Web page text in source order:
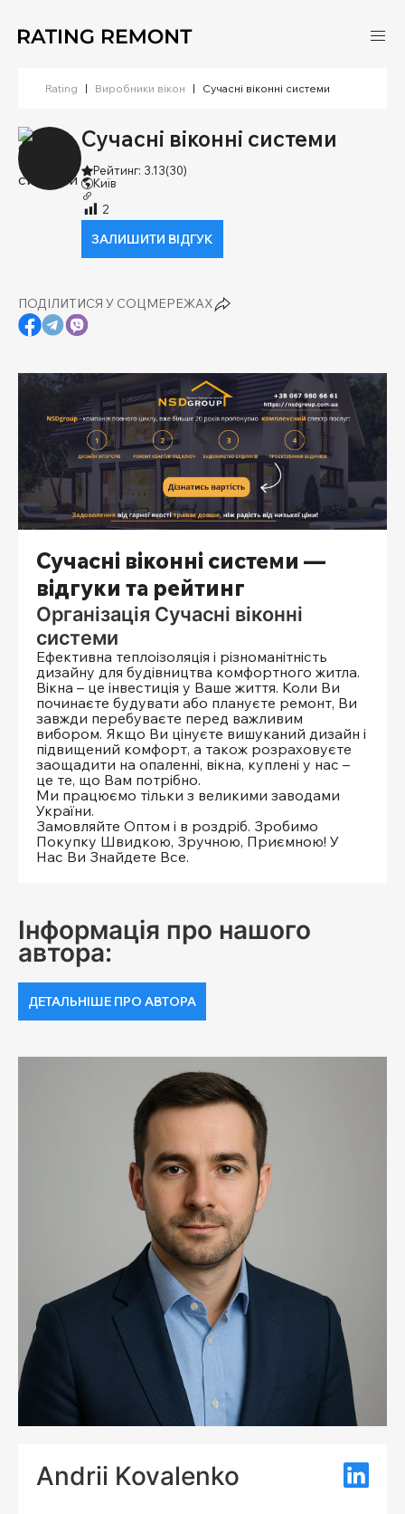
Rating | Виробники вікон | Сучасні віконні системи
Сучасні віконні системи
Рейтинг: 3.13(30)
Київ
2
ЗАЛИШИТИ ВІДГУК
ПОДІЛИТИСЯ У СОЦМЕРЕЖАХ
Сучасні віконні системи —
відгуки та рейтинг
Організація Сучасні віконні
системи
Ефективна теплоізоляція і різноманітність
дизайну для будівництва комфортного житла.
Вікна – це інвестиція у Ваше життя. Коли Ви
починаєте будувати або плануєте ремонт, Ви
завжди перебуваєте перед важливим
вибором. Якщо Ви цінуєте вишуканий дизайн і
підвищений комфорт, а також розраховуєте
заощадити на опаленні, вікна, куплені у нас –
це те, що Вам потрібно.
Ми працюємо тільки з великими заводами
України.
Замовляйте Оптом і в роздріб. Зробимо
Покупку Швидкою, Зручною, Приємною! У
Нас Ви Знайдете Все.
Інформація про нашого
автора:
ДЕТАЛЬНІШЕ ПРО АВТОРА
Andrii Kovalenko